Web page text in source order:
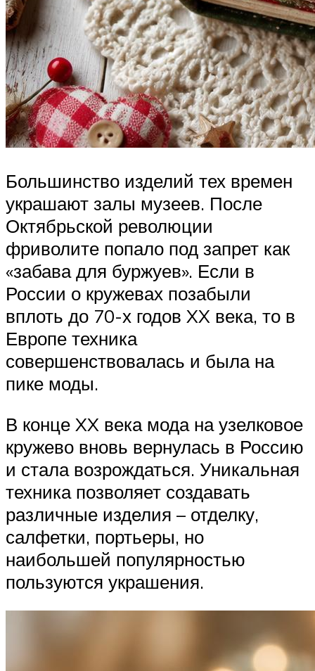
Большинство изделий тех времен
украшают залы музеев. После
Октябрьской революции
фриволите попало под запрет как
«забава для буржуев». Если в
России о кружевах позабыли
вплоть до 70-х годов XX века, то в
Европе техника
совершенствовалась и была на
пике моды.
В конце XX века мода на узелковое
кружево вновь вернулась в Россию
и стала возрождаться. Уникальная
техника позволяет создавать
различные изделия – отделку,
салфетки, портьеры, но
наибольшей популярностью
пользуются украшения.